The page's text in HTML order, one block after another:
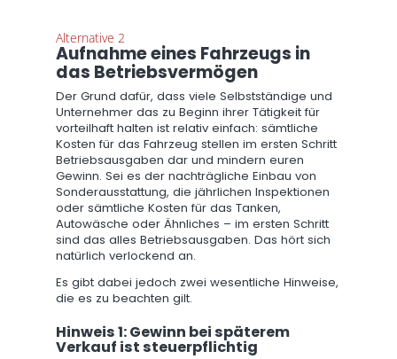
Alternative 2
Aufnahme eines Fahrzeugs in
das Betriebsvermögen
Der Grund dafür, dass viele Selbstständige und
Unternehmer das zu Beginn ihrer Tätigkeit für
vorteilhaft halten ist relativ einfach: sämtliche
Kosten für das Fahrzeug stellen im ersten Schritt
Betriebsausgaben dar und mindern euren
Gewinn. Sei es der nachträgliche Einbau von
Sonderausstattung, die jährlichen Inspektionen
oder sämtliche Kosten für das Tanken,
Autowäsche oder Ähnliches – im ersten Schritt
sind das alles Betriebsausgaben. Das hört sich
natürlich verlockend an.
Es gibt dabei jedoch zwei wesentliche Hinweise,
die es zu beachten gilt.
Hinweis 1: Gewinn bei späterem
Verkauf ist steuerpflichtig